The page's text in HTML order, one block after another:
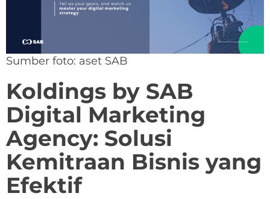
Sumber foto: aset SAB
Koldings by SAB
Digital Marketing
Agency: Solusi
Kemitraan Bisnis yang
Efektif